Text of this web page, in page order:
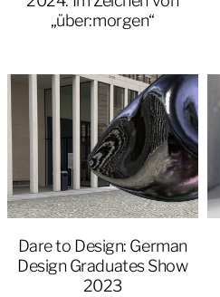
„über:morgen“
Dare to Design: German
Design Graduates Show
2023